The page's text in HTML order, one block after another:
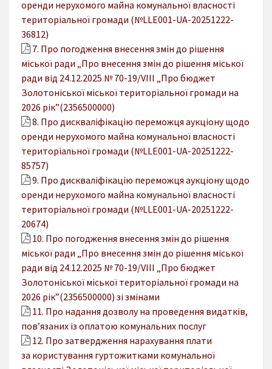
оренди нерухомого майна комунальної власності
територіальної громади (№LLE001-UA-20251222-
36812)
7. Про погодження внесення змін до рішення
міської ради „Про внесення змін до рішення міської
ради від 24.12.2025 № 70-19/VIІІ „Про бюджет
Золотоніської міської територіальної громади на
2026 рік”(2356500000)
8. Про дискваліфікацію переможця аукціону щодо
оренди нерухомого майна комунальної власності
територіальної громади (№LLE001-UA-20251222-
85757)
9. Про дискваліфікацію переможця аукціону щодо
оренди нерухомого майна комунальної власності
територіальної громади (№LLE001-UA-20251222-
20674)
10. Про погодження внесення змін до рішення
міської ради „Про внесення змін до рішення міської
ради від 24.12.2025 № 70-19/VIІІ „Про бюджет
Золотоніської міської територіальної громади на
2026 рік”(2356500000) зі змінами
11. Про надання дозволу на проведення видатків,
пов’язаних із оплатою комунальних послуг
12. Про затвердження нарахування плати
за користування гуртожитками комунальної